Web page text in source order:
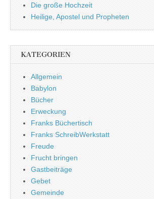
Die große Hochzeit
Heilige, Apostel und Propheten
KATEGORIEN
Allgemein
Babylon
Bücher
Erweckung
Franks Büchertisch
Franks SchreibWerkstatt
Freude
Frucht bringen
Gastbeiträge
Gebet
Gemeinde